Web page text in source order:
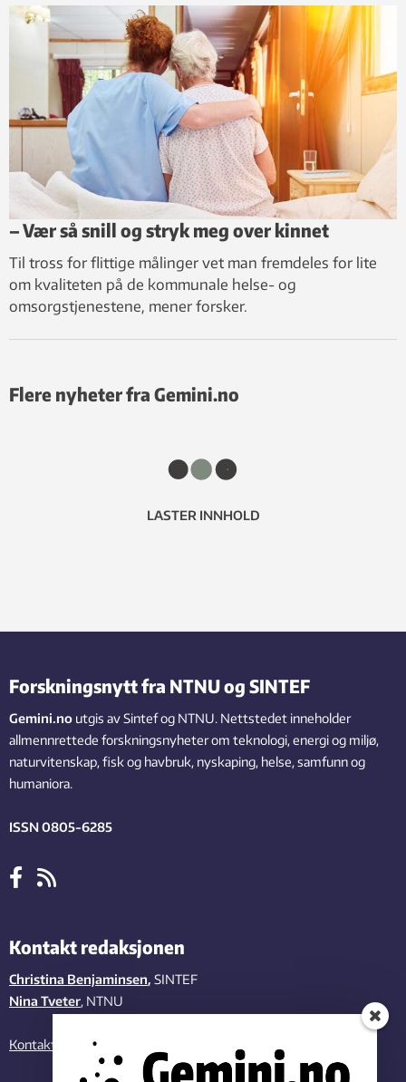
– Vær så snill og stryk meg over kinnet
Til tross for flittige målinger vet man fremdeles for lite
om kvaliteten på de kommunale helse- og
omsorgstjenestene, mener forsker.
Flere nyheter fra Gemini.no
LASTER INNHOLD
Forskningsnytt fra NTNU og SINTEF
Gemini.no utgis av Sintef og NTNU. Nettstedet inneholder
allmennrettede forskningsnyheter om teknologi, energi og miljø,
naturvitenskap, fisk og havbruk, nyskaping, helse, samfunn og
humaniora.
ISSN 0805-6285
Kontakt redaksjonen
Christina Benjaminsen, SINTEF
Nina Tveter, NTNU
Kontakt oss